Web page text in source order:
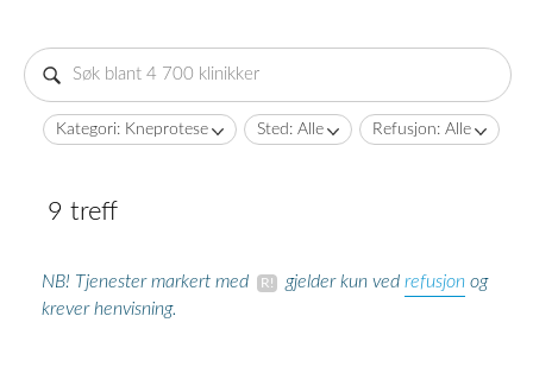
Kategori: Kneprotese Sted: Alle Refusjon: Alle
9 treff
NB! Tjenester markert med gjelder kun ved refusjon og
krever henvisning.